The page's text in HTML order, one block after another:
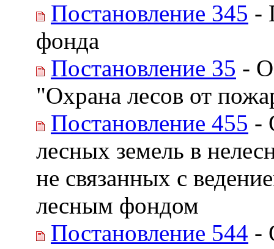
Постановление 345 -
фонда
Постановление 35 - О
"Охрана лесов от
Постановление 455 -
лесных земель в
не связанных с
лесным фондом
Постановление 544 -